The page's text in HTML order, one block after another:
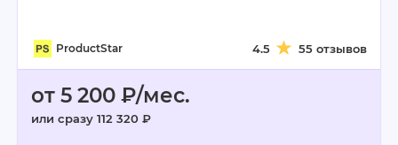
ProductStar 4.5 55 отзывов
от 5 200 ₽/мес.
или сразу 112 320 ₽